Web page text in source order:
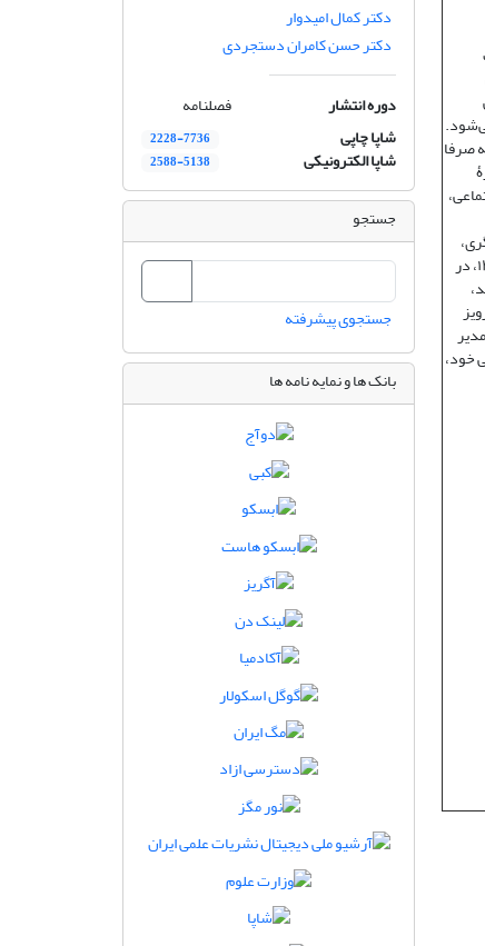
صرفا
اوقات فراغت و هتلداری). نشریه «تحقیقات کاربردی علوم جغرافیایی» دانشگاه خوارزمی در سال ۱۴۰۳، در
خود،
دکتر کمال امیدوار
دکتر حسن کامران دستجردی
دوره انتشار
فصلنامه
شاپا چاپی
2228-7736
شاپا الکترونیکی 2588-5138
جستجو
جستجوی پیشرفته
بانک ها و نمایه نامه ها